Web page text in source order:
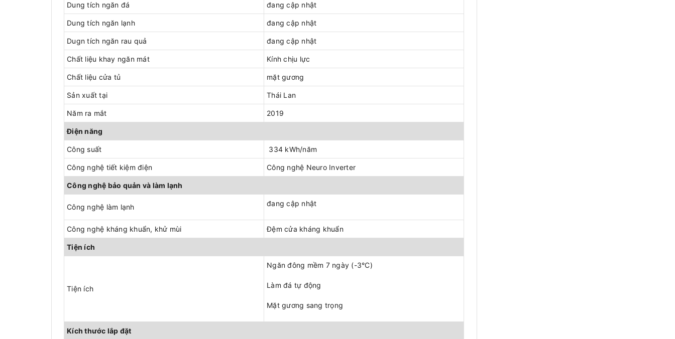
Dung tích ngăn đá đang cập nhật
Dung tích ngăn lạnh đang cập nhật
Dugn tích ngăn rau quả đang cập nhật
Chất liệu khay ngăn mát Kính chịu lực
Chất liệu cửa tủ mặt gương
Sản xuất tại Thái Lan
Năm ra mắt 2019
Điện năng
Công suất 334 kWh/năm
Công nghệ tiết kiệm điện Công nghệ Neuro Inverter
Công nghệ bảo quản và làm lạnh
Công nghệ làm lạnh đang cập nhật
Công nghệ kháng khuẩn, khử mùi Đệm cửa kháng khuẩn
Tiện ích
Tiện ích
Ngăn đông mềm 7 ngày (-3°C)
Làm đá tự động
Mặt gương sang trọng
Kích thước lắp đặt